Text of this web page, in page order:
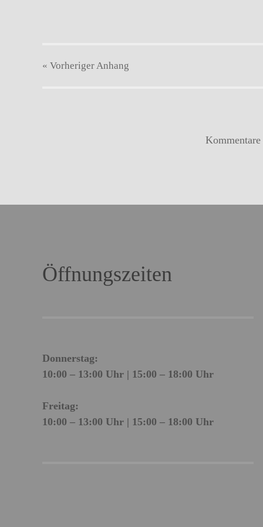
« Vorheriger Anhang
Kommentare
Öffnungszeiten
Donnerstag:
10:00 – 13:00 Uhr | 15:00 – 18:00 Uhr
Freitag:
10:00 – 13:00 Uhr | 15:00 – 18:00 Uhr